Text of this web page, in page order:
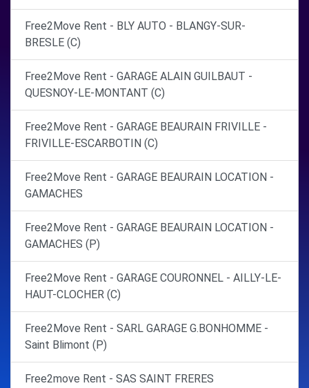
Free2Move Rent - BLY AUTO - BLANGY-SUR-
BRESLE (C)
Free2Move Rent - GARAGE ALAIN GUILBAUT -
QUESNOY-LE-MONTANT (C)
Free2Move Rent - GARAGE BEAURAIN FRIVILLE -
FRIVILLE-ESCARBOTIN (C)
Free2Move Rent - GARAGE BEAURAIN LOCATION -
GAMACHES
Free2Move Rent - GARAGE BEAURAIN LOCATION -
GAMACHES (P)
Free2Move Rent - GARAGE COURONNEL - AILLY-LE-
HAUT-CLOCHER (C)
Free2Move Rent - SARL GARAGE G.BONHOMME -
Saint Blimont (P)
Free2move Rent - SAS SAINT FRERES